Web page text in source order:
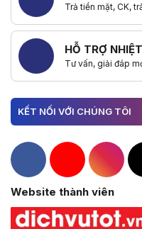
Trả tiền mặt, CK,
HỖ TRỢ
Tư vấn, giải đáp
KẾT NỐI VỚI CHÚNG TÔI
Hacom Facebook
Hacom
Website thành viên